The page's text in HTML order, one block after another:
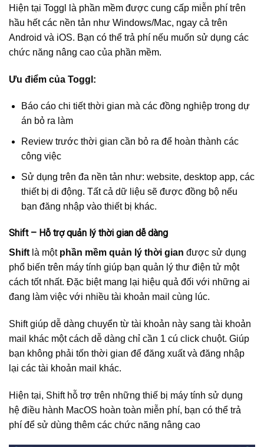
Hiện tại Toggl là phần mềm được cung cấp miễn phí trên
hầu hết các nền tản như Windows/Mac, ngay cả trên
Android và iOS. Bạn có thể trả phí nếu muốn sử dụng các
chức năng nâng cao của phần mềm.
Ưu điểm của Toggl:
Báo cáo chi tiết thời gian mà các đồng nghiệp trong dự
án bỏ ra làm
Review trước thời gian cần bỏ ra để hoàn thành các
công việc
Sử dụng trên đa nền tản như: website, desktop app, các
thiết bị di động. Tất cả dữ liệu sẽ được đồng bộ nếu
bạn đăng nhập vào thiết bị khác.
Shift – Hỗ trợ quản lý thời gian dễ dàng
Shiftlà một phần mềm quản lý thời gian được sử dụng
phổ biến trên máy tính giúp bạn quản lý thư điện tử một
cách tốt nhất. Đặc biệt mang lại hiệu quả đối với những ai
đang làm việc với nhiều tài khoản mail cùng lúc.
Shift giúp dễ dàng chuyển từ tài khoản này sang tài khoản
mail khác một cách dễ dàng chỉ cần 1 cú click chuột. Giúp
bạn không phải tốn thời gian để đăng xuất và đăng nhập
lại các tài khoản mail khác.
Hiện tại, Shift hỗ trợ trên những thiế bị máy tính sử dụng
hệ điều hành MacOS hoàn toàn miễn phí, bạn có thể trả
phí để sử dùng thêm các chức năng nâng cao